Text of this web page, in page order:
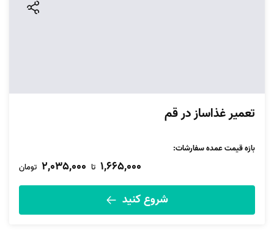
تعمیر غذاساز در قم
بازه قیمت عمده سفارشات:
1,665,000 تا 2,035,000 تومان
شروع کنید